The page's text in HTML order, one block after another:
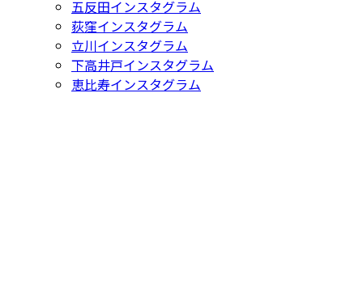
五反田インスタグラム
荻窪インスタグラム
立川インスタグラム
下高井戸インスタグラム
恵比寿インスタグラム